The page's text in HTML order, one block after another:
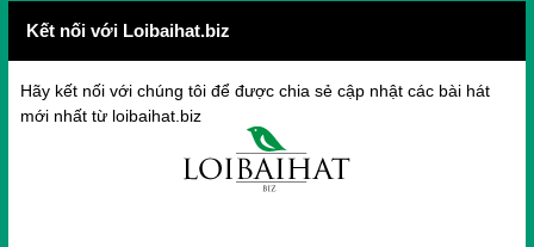
Kết nối với Loibaihat.biz
Hãy kết nối với chúng tôi để được chia sẻ cập nhật các bài hát
mới nhất từ loibaihat.biz